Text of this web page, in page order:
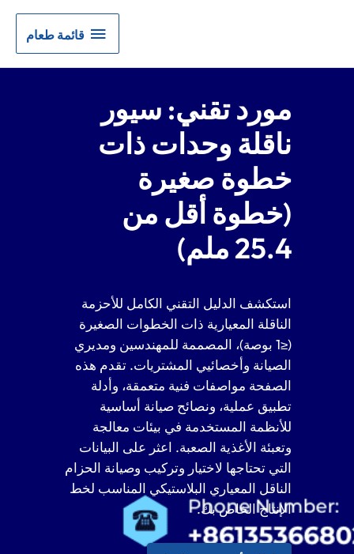
قائمة
طعام
قائمة طعام
مورد تقني: سيور
ناقلة وحدات ذات
خطوة صغيرة
(خطوة أقل من
25.4 ملم)
استكشف الدليل التقني الكامل للأحزمة
الناقلة المعيارية ذات الخطوات الصغيرة
(≤1 بوصة)، المصممة للمهندسين ومديري
الصيانة وأخصائيي المشتريات. تقدم هذه
الصفحة مواصفات فنية متعمقة، وأدلة
تطبيق عملية، ونصائح صيانة أساسية
للأنظمة المستخدمة في بيئات معالجة
وتعبئة الأغذية الصعبة. اعثر على البيانات
التي تحتاجها لاختيار وتركيب وصيانة الحزام
الناقل المعياري البلاستيكي المناسب لخط
الإنتاج الخاص بك.